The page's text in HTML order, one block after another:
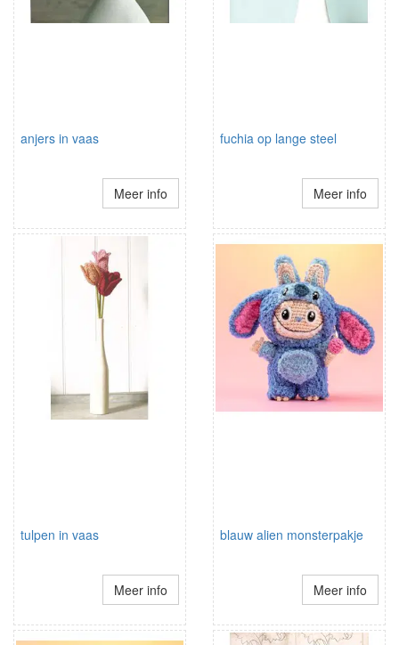
anjers in vaas
Meer info
fuchia op lange steel
Meer info
tulpen in vaas
Meer info
blauw alien monsterpakje
Meer info